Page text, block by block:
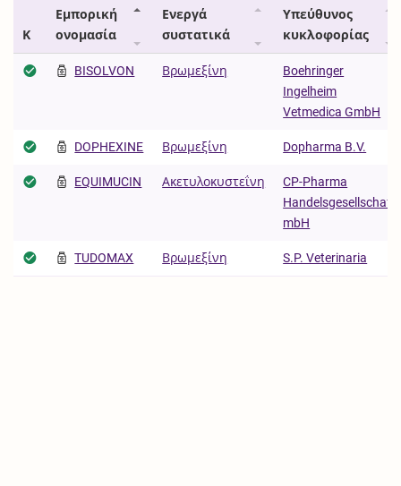
Κ
Εμπορική
ονομασία
Ενεργά
συστατικά
Υπεύθυνος
κυκλοφορίας
BISOLVON Βρωμεξίνη
Boehringer
Ingelheim
Vetmedica GmbH
DOPHEXINE Βρωμεξίνη Dopharma B.V.
EQUIMUCIN Ακετυλοκυστεΐνη
CP-Pharma
Handelsgesellschaft
mbH
TUDOMAX Βρωμεξίνη S.P. Veterinaria